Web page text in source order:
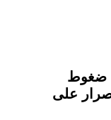
ضغوط
على